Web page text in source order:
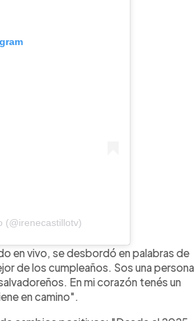
(@irenecastillotv)
en vivo, se desbordó en palabras de
de los cumpleaños. Sos una persona
En mi corazón tenés un
en camino".